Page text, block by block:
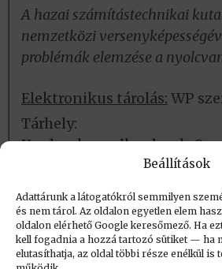
Beállítások
Adattárunk a látogatókról semmilyen
és nem tárol. Az oldalon egyetlen elem
oldalon elérhető Google keresőmező. Ha
kell fogadnia a hozzá tartozó sütiket — ha
elutasíthatja, az oldal többi része enélkül is
A hazai számítástechnikai
nemzetközi
problémák elemzése a
Elektronikus tárolás: WP
Tárhely:
Létrehozva: 2016.02.20. 17:31
Utolsó módosítás: 2023.09.01.